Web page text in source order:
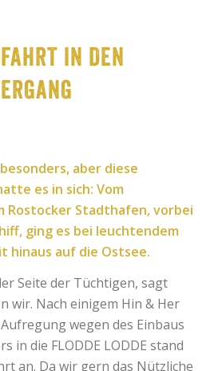
IN DEN
aber diese
es in sich: Vom
Rostocker Stadthafen, vorbei
ging es bei leuchtendem
hinaus auf die Ostsee.
Seite der Tüchtigen, sagt
wir. Nach einigem Hin & Her
wegen des Einbaus
in die FLODDE LODDE stand
an. Da wir gern das Nützliche